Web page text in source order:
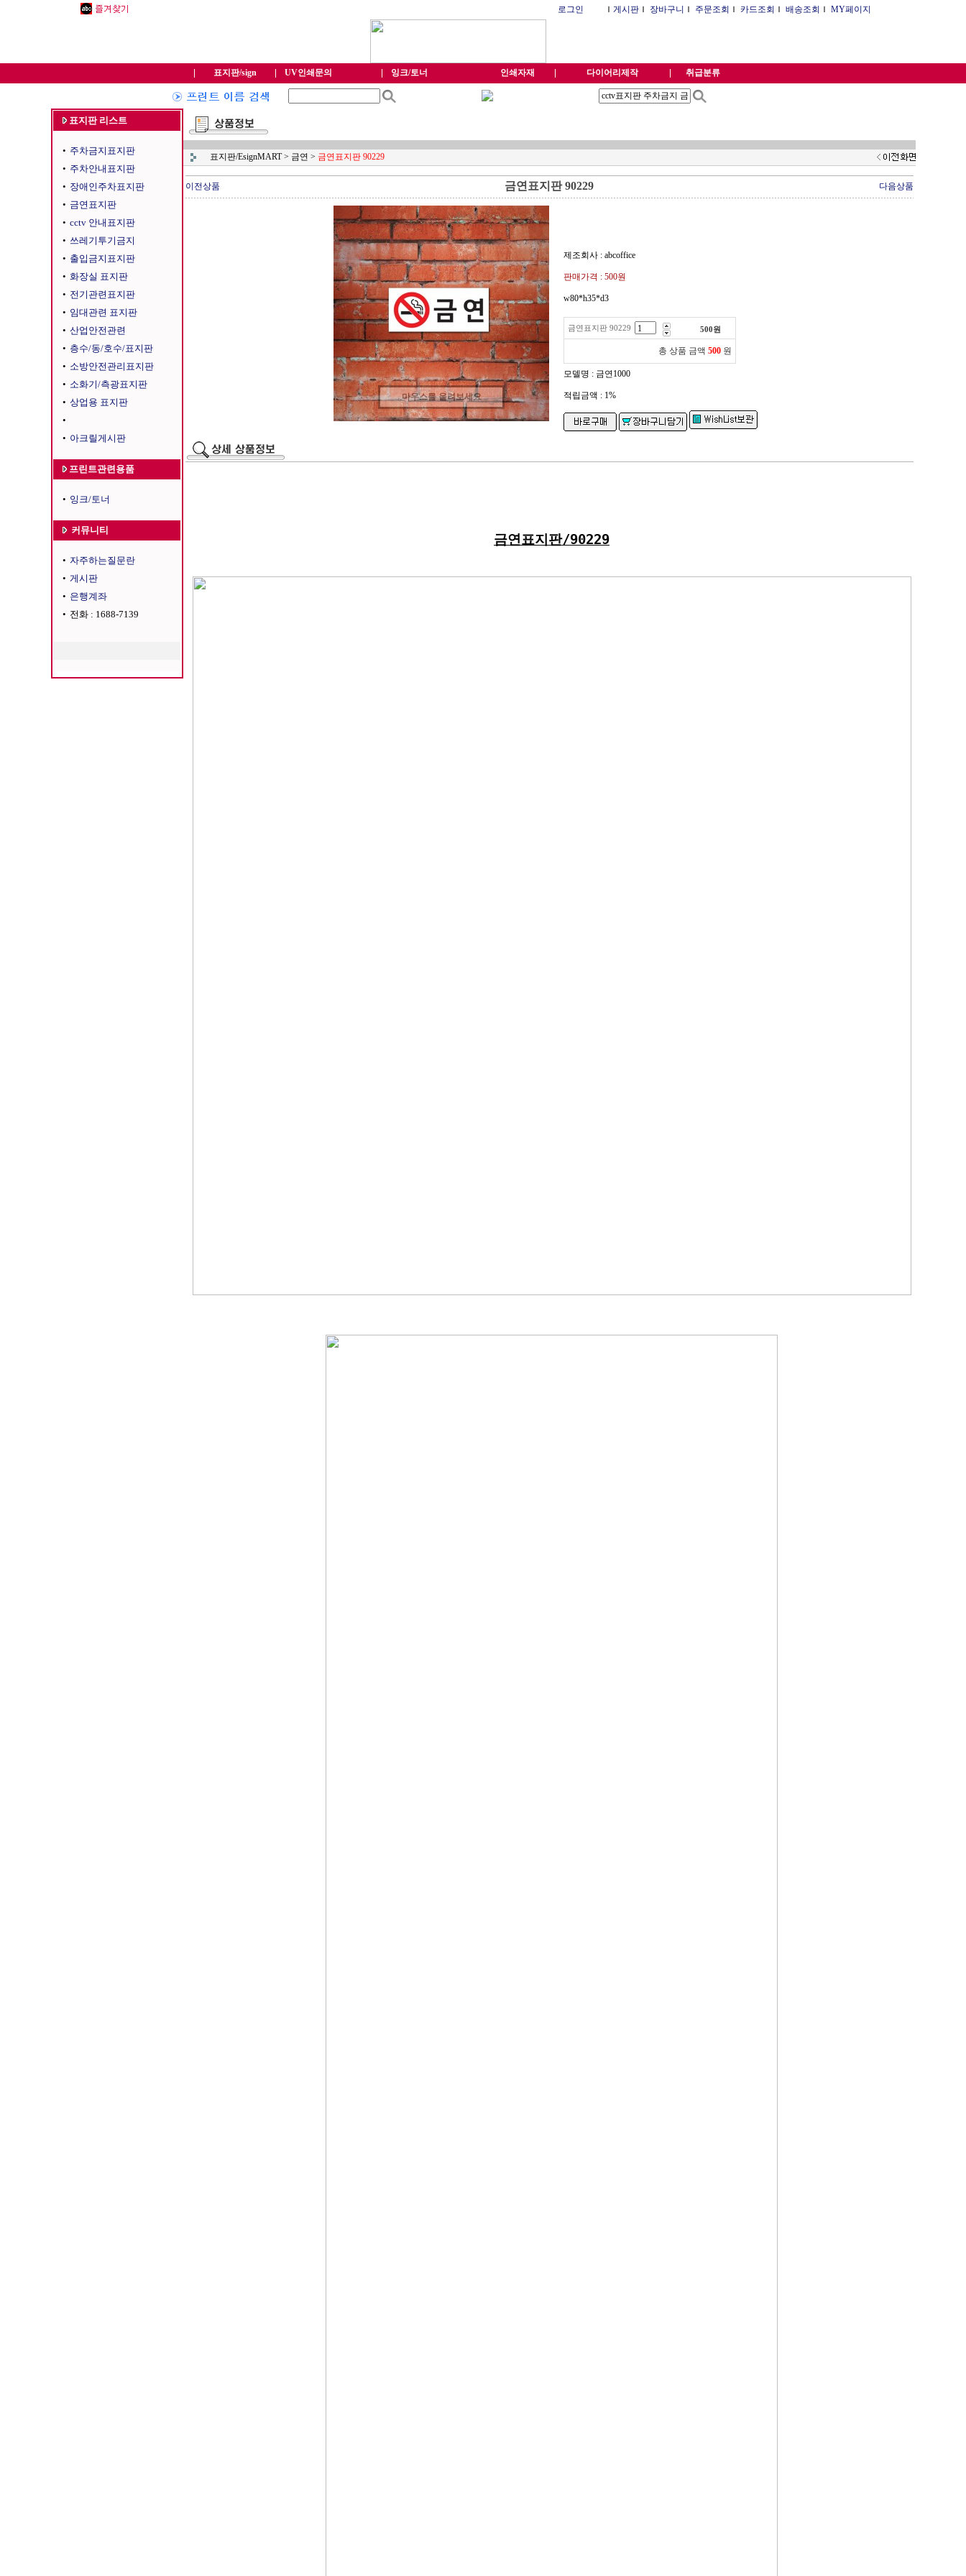
로그인 Ｉ 게시판Ｉ 장바구니 Ｉ 주문조회 Ｉ 카드조회 Ｉ 배송조회 Ｉ MY페이지
표지판/sign UV인쇄문의 잉크/토너 인쇄자재 다이어리제작 취급분류
표지판 리스트
• 주차금지표지판
• 주차안내표지판
• 장애인주차표지판
• 금연표지판
• cctv 안내표지판
• 쓰레기투기금지
• 출입금지표지판
• 화장실 표지판
• 전기관련표지판
• 임대관련 표지판
• 산업안전관련
• 층수/동/호수/표지판
• 소방안전관리표지판
• 소화기/측광표지판
• 상업용 표지판
•
• 아크릴게시판
프린트관련용품
• 잉크/토너
커뮤니티
• 자주하는질문란
• 게시판
• 은행계좌
• 전화 : 1688-7139
표지판/EsignMART > 금연 > 금연표지판 90229
이전상품 금연표지판 90229 다음상품
마우스를 올려보세요
제조회사 : abcoffice
판매가격 : 500원
w80*h35*d3
금연표지판 90229 500원
총 상품 금액 500 원
모델명 : 금연1000
적립금액 : 1%
금연표지판/90229